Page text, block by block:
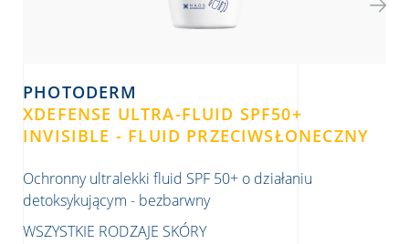
PHOTODERM
XDEFENSE ULTRA-FLUID SPF50+
INVISIBLE - FLUID PRZECIWSŁONECZNY
Ochronny ultralekki fluid SPF 50+ o działaniu
detoksykującym - bezbarwny
WSZYSTKIE RODZAJE SKÓRY